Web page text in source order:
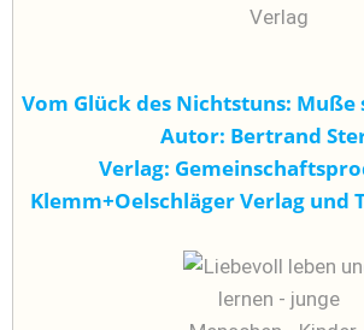
Vom Glück des Nichtstuns:
Autor: Bertrand
Verlag:
Klemm+Oelschläger Verlag und